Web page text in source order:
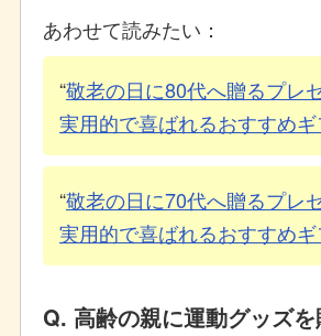
あわせて読みたい：
敬老の日に80代へ贈るプレ
実用的で喜ばれるおすすめギ
敬老の日に70代へ贈るプレ
実用的で喜ばれるおすすめギ
Q. 高齢の親に運動グッズ